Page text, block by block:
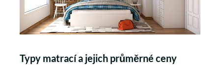
Typy matrací a jejich průměrné ceny